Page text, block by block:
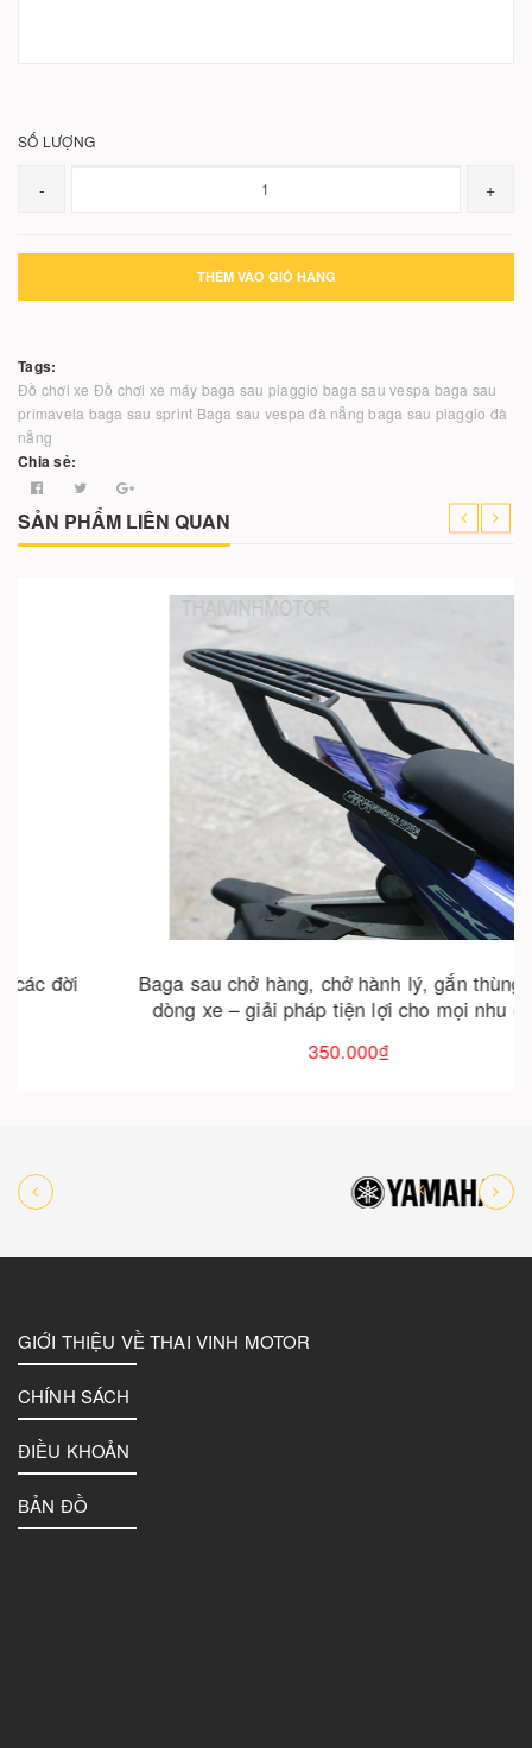
SỐ LƯỢNG
- +
THÊM VÀO GIỎ HÀNG
Tags:
Đồ chơi xe Đồ chơi xe máy baga sau piaggio baga sau vespa baga sau
primavela baga sau sprint Baga sau vespa đà nẵng baga sau piaggio đà
nẵng
Chia sẻ:
SẢN PHẨM LIÊN QUAN
Baga sau chở hàng, chở hành lý, gắn thùng các
dòng xe – giải pháp tiện lợi cho mọi nhu cầu
Cho vào giỏ hàng
GIỚI THIỆU VỀ THAI VINH MOTOR
CHÍNH SÁCH
ĐIỀU KHOẢN
BẢN ĐỒ